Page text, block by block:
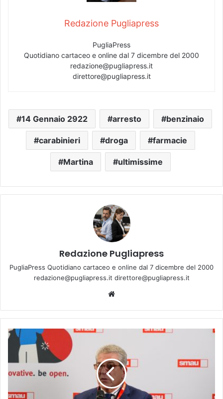
Redazione Pugliapress
PugliaPress
Quotidiano cartaceo e online dal 7 dicembre del 2000
redazione@pugliapress.it
direttore@pugliapress.it
14 Gennaio 2922 arresto benzinaio
carabinieri droga farmacie
Martina ultimissime
Redazione Pugliapress
PugliaPress Quotidiano cartaceo e online dal 7 dicembre del 2000
redazione@pugliapress.it direttore@pugliapress.it
te
T
a
n
o